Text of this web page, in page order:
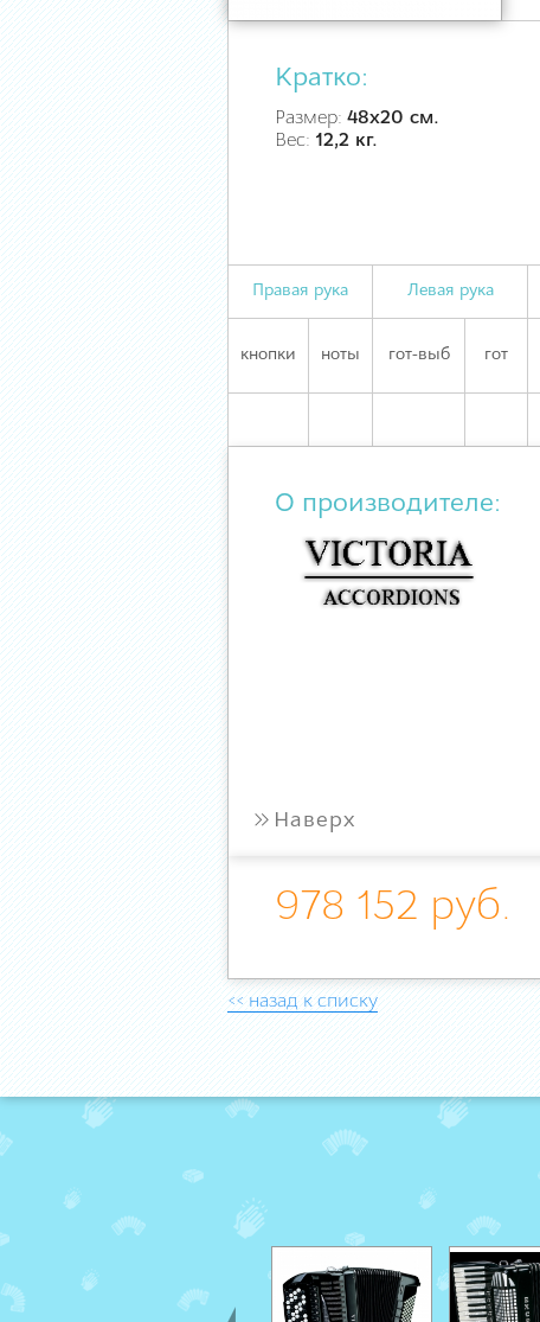
Кратко:
Размер: 48х20 см.
Вес: 12,2 кг.
Правая рука Левая рука
кнопки ноты гот-выб гот
О производителе:
» Наверх
978 152 руб.
<< назад к списку